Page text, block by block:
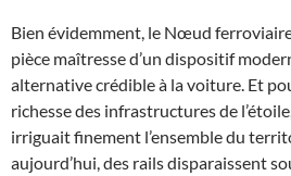
Bien évidemment, le Nœud
pièce maîtresse d’un dispositif
alternative crédible à la voiture. Et
richesse des infrastructures de
irriguait finement l’ensemble du
aujourd’hui, des rails disparaissent